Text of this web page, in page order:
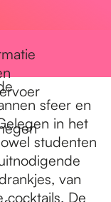
sfeer en
in het
studenten
van
cocktails. De